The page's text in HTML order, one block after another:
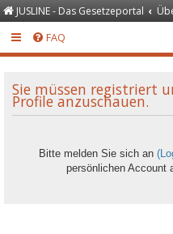
JUSLINE - Das Gesetzeportal
FAQ
Sie müssen registriert
Profile anzuschauen.
Bitte melden Sie sich an
persönlichen Account